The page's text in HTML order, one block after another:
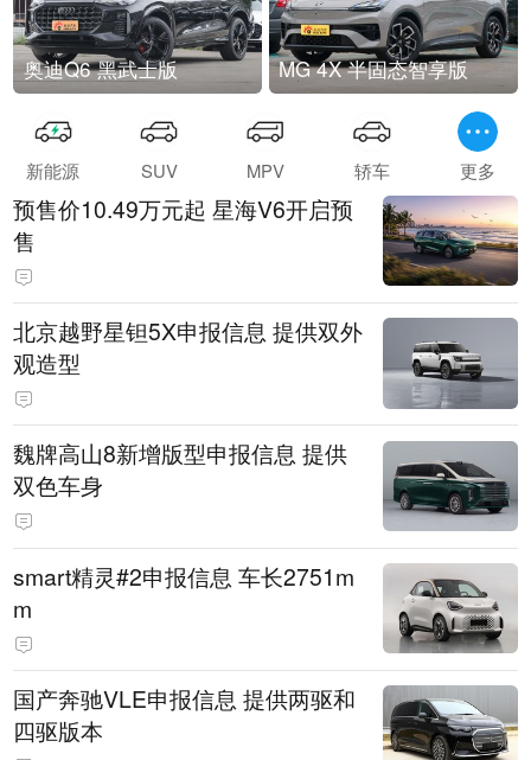
奥迪Q6 黑武士版 MG 4X 半固态智享版
新能源 SUV MPV 轿车 更多
预售价10.49万元起 星海V6开启预
售
北京越野星钽5X申报信息 提供双外
观造型
魏牌高山8新增版型申报信息 提供
双色车身
smart精灵#2申报信息 车长2751m
m
国产奔驰VLE申报信息 提供两驱和
四驱版本